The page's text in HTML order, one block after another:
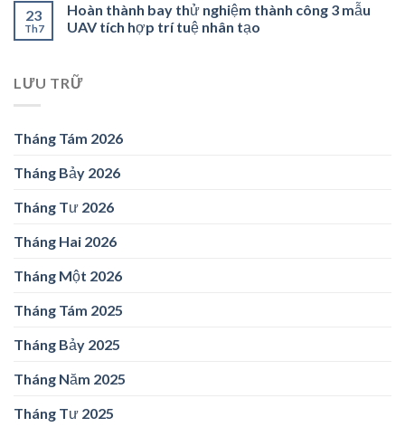
23
Th7
Hoàn thành bay thử nghiệm thành công 3 mẫu
UAV tích hợp trí tuệ nhân tạo
LƯU TRỮ
Tháng Tám 2026
Tháng Bảy 2026
Tháng Tư 2026
Tháng Hai 2026
Tháng Một 2026
Tháng Tám 2025
Tháng Bảy 2025
Tháng Năm 2025
Tháng Tư 2025